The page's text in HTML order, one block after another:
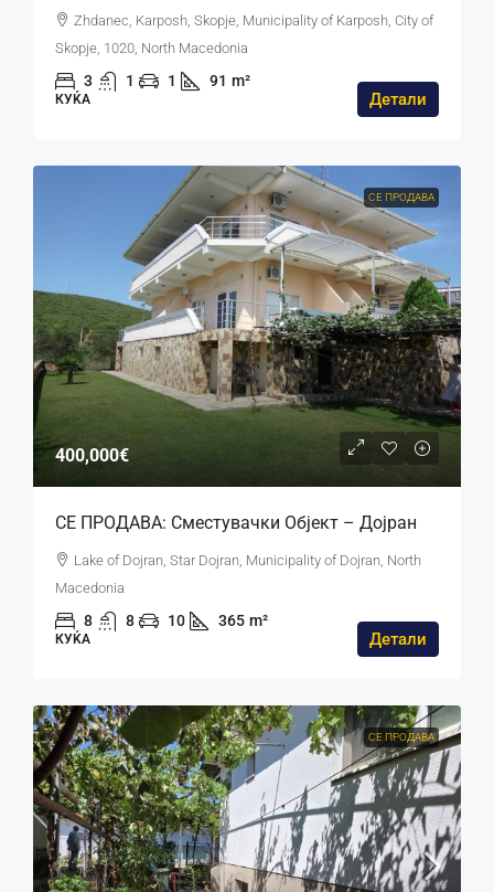
Zhdanec, Karposh, Skopje, Municipality of Karposh, City of
Skopje, 1020, North Macedonia
3 1 1 91 m²
КУЌА Детали
СЕ ПРОДАВА
400,000€
СЕ ПРОДАВА: Сместувачки Објект – Дојран
Lake of Dojran, Star Dojran, Municipality of Dojran, North
Macedonia
8 8 10 365 m²
КУЌА Детали
СЕ ПРОДАВА